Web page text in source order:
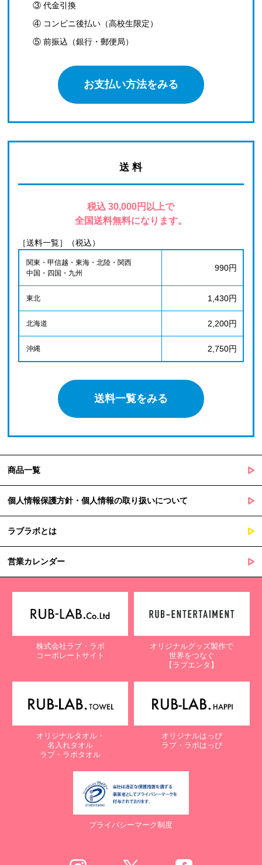
③ 代金引換
④ コンビニ後払い（高校生限定）
⑤ 前振込（銀行・郵便局）
お支払い方法をみる
送 料
税込 30,000円以上で
全国送料無料になります。
［送料一覧］（税込）
関東・甲信越・東海・北陸・関西
中国・四国・九州
990円
東北 1,430円
北海道 2,200円
沖縄 2,750円
送料一覧をみる
商品一覧
個人情報保護方針・個人情報の取り扱いについて
ラブラボとは
営業カレンダー
株式会社ラブ・ラボ
コーポレートサイト
オリジナルグッズ製作で
世界をつなぐ
【ラブエンタ】
オリジナルタオル・
名入れタオル
ラブ・ラボタオル
オリジナルはっぴ
ラブ・ラボはっぴ
プライバシーマーク制度